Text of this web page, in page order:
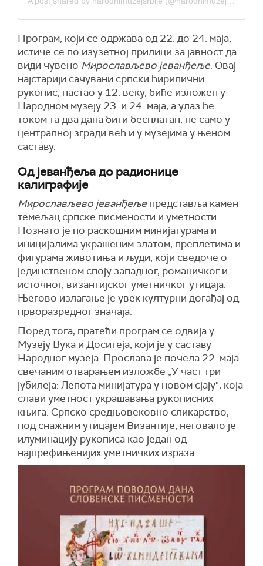
Програм, који се одржава од 22. до 24. маја,
истиче се по изузетној прилици за јавност да
види чувено Мирослављево јеванђеље. Овај
најстарији сачувани српски ћирилични
рукопис, настао у 12. веку, биће изложен у
Народном музеју 23. и 24. маја, а улаз ће
током та два дана бити бесплатан, не само у
централној згради већ и у музејима у њеном
саставу.
Од јеванђеља до радионице
калиграфије
Мирослављево јеванђељепредставља камен
темељац српске писмености и уметности.
Познато је по раскошним минијатурама и
иницијалима украшеним златом, преплетима и
фигурама животиња и људи, који сведоче о
јединственом споју западног, романичког и
источног, византијског уметничког утицаја.
Његово излагање је увек културни догађај од
прворазредног значаја.
Поред тога, пратећи програм се одвија у
Музеју Вука и Доситеја, који је у саставу
Народног музеја. Прослава је почела 22. маја
свечаним отварањем изложбе „У част три
јубилеја: Лепота минијатура у новом сјају", која
слави уметност украшавања рукописних
књига. Српско средњовековно сликарство,
под снажним утицајем Византије, неговало је
илуминацију рукописа као један од
најпрефињенијих уметничких израза.